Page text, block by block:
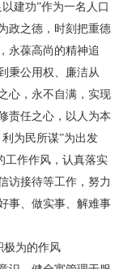
建功”作为一名人口
政之德，时刻把重德
永葆高尚的精神追
秉公用权、廉洁从
心，永不自满，实现
责任之心，以人为本
为民所谋”为出发
工作作风，认真落实
访接待等工作，努力
事、做实事、解难事
为的作风